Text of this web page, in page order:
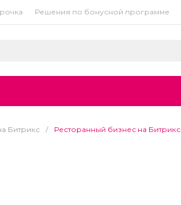
Решения по бонусной программе
Битрикс / Ресторанный бизнес на Битрикс